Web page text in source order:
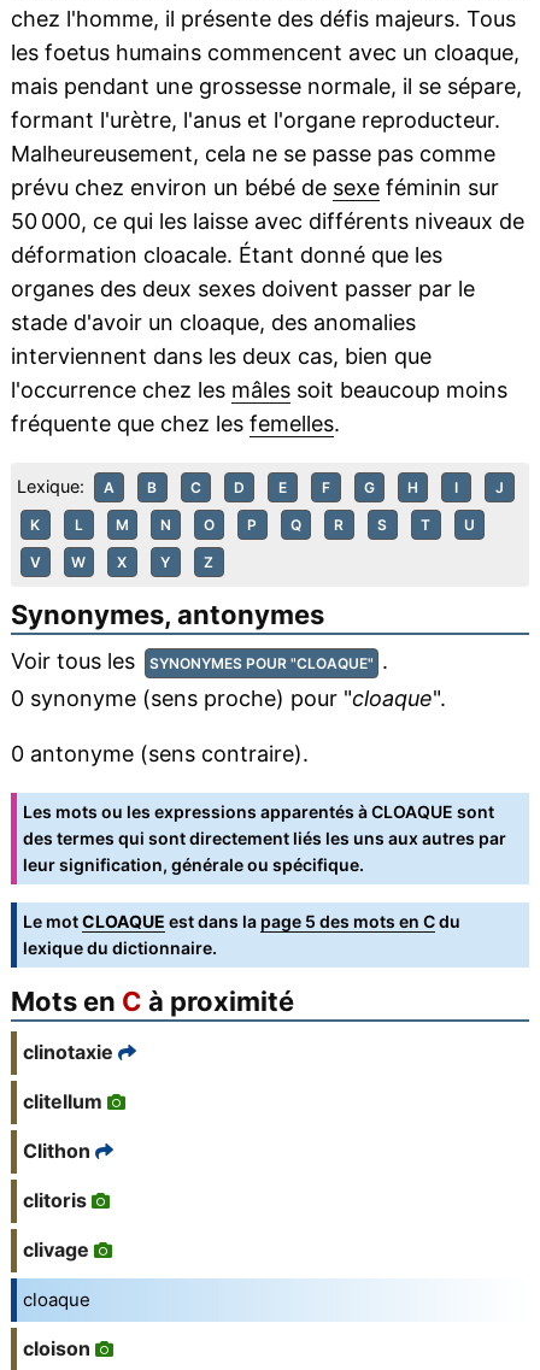
chez l'homme, il présente des défis majeurs. Tous
les foetus humains commencent avec un cloaque,
mais pendant une grossesse normale, il se sépare,
formant l'urètre, l'anus et l'organe reproducteur.
Malheureusement, cela ne se passe pas comme
prévu chez environ un bébé de sexeféminin sur
50 000, ce qui les laisse avec différents niveaux de
déformation cloacale. Étant donné que les
organes des deux sexes doivent passer par le
stade d'avoir un cloaque, des anomalies
interviennent dans les deux cas, bien que
l'occurrence chez les mâlessoit beaucoup moins
fréquente que chez les femelles.
Lexique: A B C D E F G H I J
K L M N O P Q R S T U
V W X Y Z
Synonymes, antonymes
Voir tous les SYNONYMES POUR "CLOAQUE" .
0 synonyme (sens proche) pour "cloaque".
0 antonyme (sens contraire).
Les mots ou les expressions apparentés à CLOAQUE sont
des termes qui sont directement liés les uns aux autres par
leur signification, générale ou spécifique.
Le motCLOAQUE est dans la page 5 des mots en Cdu
lexique du dictionnaire.
Mots en C à proximité
clinotaxie
clitellum
Clithon
clitoris
clivage
cloaque
cloison